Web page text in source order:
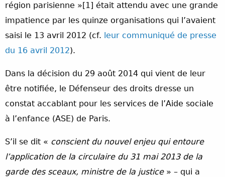
région parisienne »[1] était attendu avec une grande
impatience par les quinze organisations qui l’avaient
saisi le 13 avril 2012 (cf. leur communiqué de presse
du 16 avril 2012).
Dans la décision du 29 août 2014 qui vient de leur
être notifiée, le Défenseur des droits dresse un
constat accablant pour les services de l’Aide sociale
à l’enfance (ASE) de Paris.
S’il se dit « conscient du nouvel enjeu qui entoure
l’application de la circulaire du 31 mai 2013 de la
garde des sceaux, ministre de la justice» – qui a